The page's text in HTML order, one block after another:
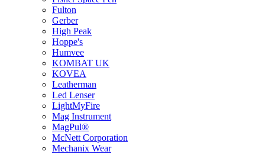
Fulton
Gerber
High Peak
Hoppe's
Humvee
KOMBAT UK
KOVEA
Leatherman
Led Lenser
LightMyFire
Mag Instrument
MagPul®
McNett Corporation
Mechanix Wear